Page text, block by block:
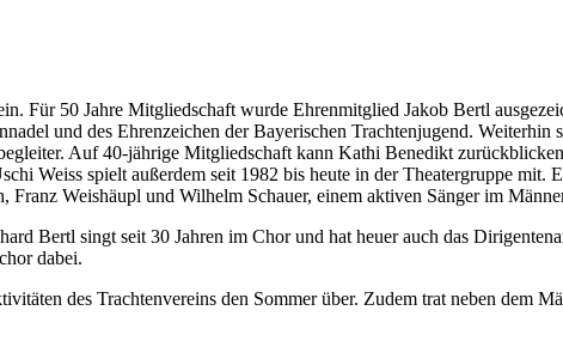
Für 50 Jahre Mitgliedschaft wurde Ehrenmitglied Jakob Bertl
und des Ehrenzeichen der Bayerischen Trachtenjugend. Weiterhin
Auf 40-jährige Mitgliedschaft kann Kathi Benedikt
Weiss spielt außerdem seit 1982 bis heute in der Theatergruppe mit.
Weishäupl und Wilhelm Schauer, einem aktiven Sänger im
Bertl singt seit 30 Jahren im Chor und hat heuer auch das
dabei.
des Trachtenvereins den Sommer über. Zudem trat neben dem